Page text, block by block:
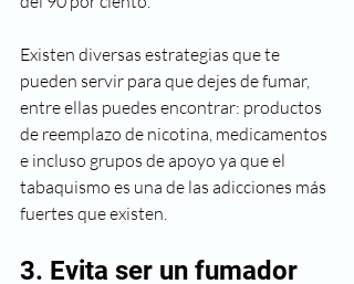
Existen diversas estrategias que te
pueden servir para que dejes de fumar,
entre ellas puedes encontrar: productos
de reemplazo de nicotina, medicamentos
e incluso grupos de apoyo ya que el
tabaquismo es una de las adicciones más
fuertes que existen.
3. Evita ser un fumador